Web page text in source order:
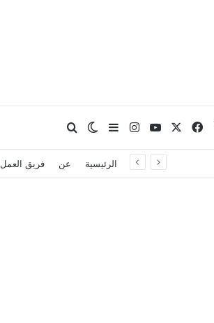
فيسبوك يوتيوبانستقرامإضافة عمود جانبي
الوضع المظلم
بحث عن
الرئيسية عن فريق العمل